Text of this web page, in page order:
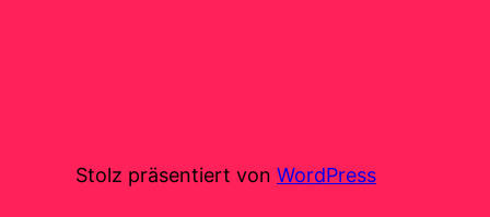
Stolz präsentiert von WordPress